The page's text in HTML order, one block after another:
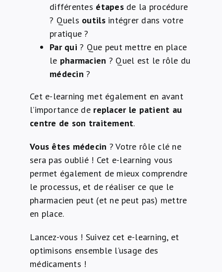
différentes étapes de la procédure
? Quels outilsintégrer dans votre
pratique ?
Par qui? Que peut mettre en place
le pharmacien ? Quel est le rôle du
médecin ?
Cet e-learning met également en avant
l’importance de replacer le patient au
centre de son traitement.
Vous êtes médecin ? Votre rôle clé ne
sera pas oublié ! Cet e-learning vous
permet également de mieux comprendre
le processus, et de réaliser ce que le
pharmacien peut (et ne peut pas) mettre
en place.
Lancez-vous ! Suivez cet e-learning, et
optimisons ensemble l’usage des
médicaments !